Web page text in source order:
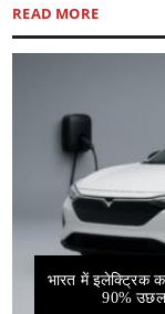
READ MORE
भारत में इलेक्ट्रिक
90%